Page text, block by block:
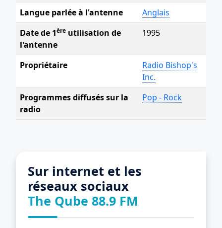
Langue parlée à l'antenne
Anglais
Date de 1ère utilisation de
l'antenne
1995
Propriétaire
Radio Bishop's
Inc.
Programmes diffusés sur la
radio
Pop - Rock
Sur internet et les
réseaux sociaux
The Qube 88.9 FM